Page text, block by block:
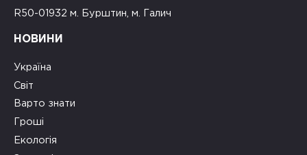
R50-01932 м. Бурштин, м. Галич
НОВИНИ
Україна
Світ
Варто знати
Гроші
Екологія